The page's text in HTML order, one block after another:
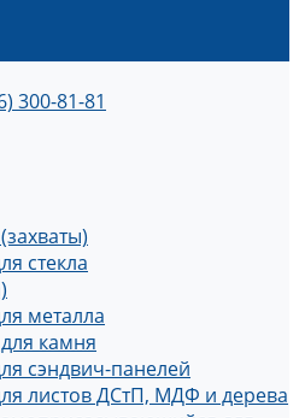
300-81-81
стекла
металла
камня
сэндвич-панелей
листов ДСтП, МДФ и дерева